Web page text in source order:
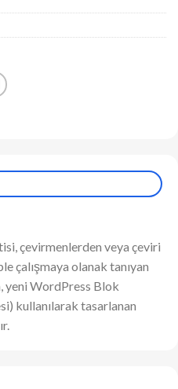
çevirmenlerden veya çeviri
çalışmaya olanak tanıyan
yeni WordPress Blok
kullanılarak tasarlanan